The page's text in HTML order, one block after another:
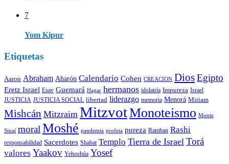
7
Yom Kipur
Etiquetas
Aaron Abraham Aharón Calendario Cohen CREACION DiosEgipto
Eretz Israel Esav Guemará Hagar hermanos idolatría Impureza Israel
JUSTICIA JUSTICIA SOCIAL libertad liderazgo memoria Menorá Miriam
Mishcán Mitzraim MitzvotMonoteismo Monte
Sinaí moralMoshé pandemia profeta pureza Ramban Rashi
responsabilidad Sacerdotes Shabat Templo Tierra de Israel Torá
valores Yaakov Yehoshúa Yosef